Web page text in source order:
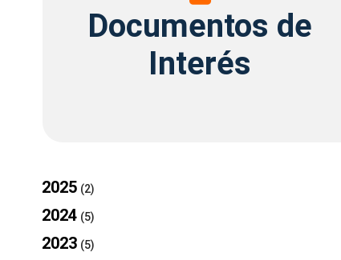
de
Interés
Documentos de
Interés
2025 (2)
2024 (5)
2023 (5)